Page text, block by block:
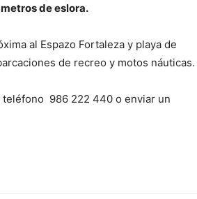
de eslora.
al Espazo Fortaleza y playa de
de recreo y motos náuticas.
teléfono 986 222 440 o enviar un